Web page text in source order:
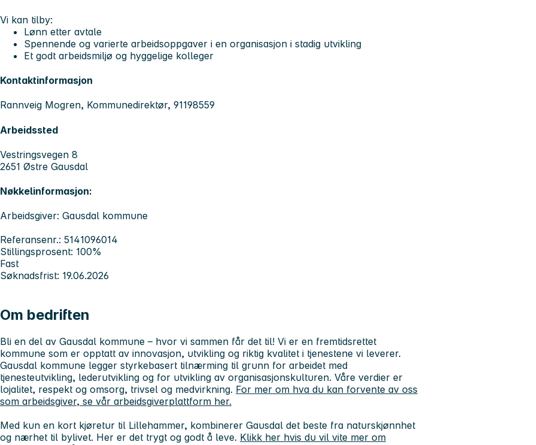
Vi kan tilby:
Lønn etter avtale
Spennende og varierte arbeidsoppgaver i en organisasjon i stadig utvikling
Et godt arbeidsmiljø og hyggelige kolleger
Kontaktinformasjon
Rannveig Mogren, Kommunedirektør, 91198559
Arbeidssted
Vestringsvegen 8
2651 Østre Gausdal
Nøkkelinformasjon:
Arbeidsgiver: Gausdal kommune
Referansenr.: 5141096014
Stillingsprosent: 100%
Fast
Søknadsfrist: 19.06.2026
Om bedriften
Bli en del av Gausdal kommune – hvor vi sammen får det til! Vi er en fremtidsrettet
kommune som er opptatt av innovasjon, utvikling og riktig kvalitet i tjenestene vi leverer.
Gausdal kommune legger styrkebasert tilnærming til grunn for arbeidet med
tjenesteutvikling, lederutvikling og for utvikling av organisasjonskulturen. Våre verdier er
lojalitet, respekt og omsorg, trivsel og medvirkning. For mer om hva du kan forvente av oss
som arbeidsgiver, se vår arbeidsgiverplattform her.
Med kun en kort kjøretur til Lillehammer, kombinerer Gausdal det beste fra naturskjønnhet
og nærhet til bylivet. Her er det trygt og godt å leve. Klikk her hvis du vil vite mer om